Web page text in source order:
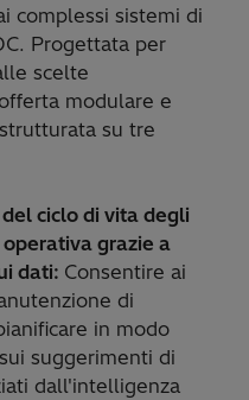
complessi sistemi di
Progettata per
scelte
modulare e
su tre
ciclo di vita degli
grazie a
dati: Consentire ai
di
in modo
suggerimenti di
dall'intelligenza